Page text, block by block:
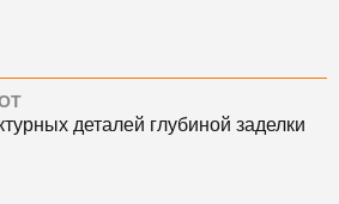
деталей глубиной заделки